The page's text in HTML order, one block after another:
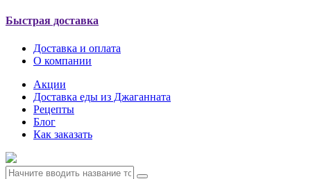
Быстрая доставка
Доставка и оплата
О компании
Акции
Доставка еды из Джаганната
Рецепты
Блог
Как заказать